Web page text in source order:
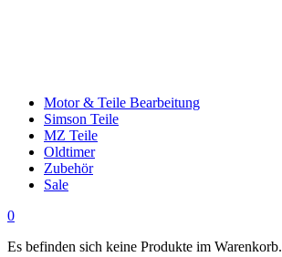
Motor & Teile Bearbeitung
Simson Teile
MZ Teile
Oldtimer
Zubehör
Sale
0
Es befinden sich keine Produkte im Warenkorb.